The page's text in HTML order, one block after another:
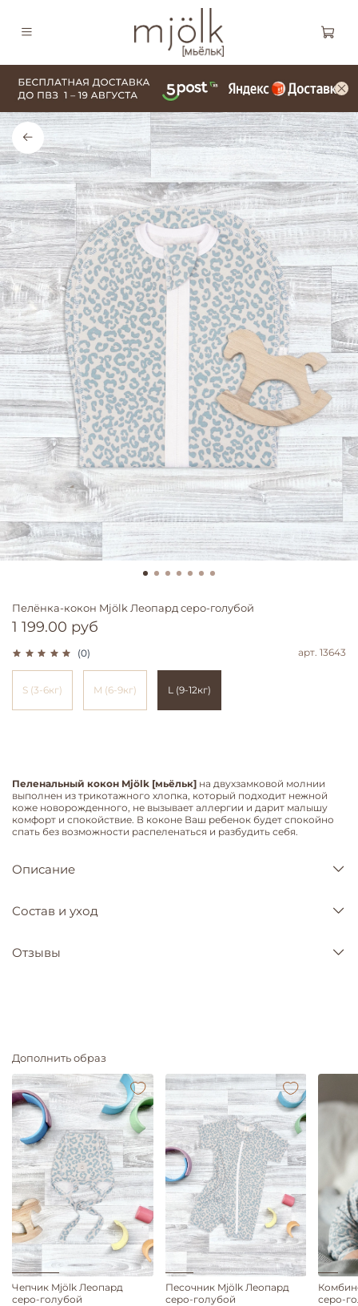
(0) арт. 13643
Пелёнка-кокон Mjölk Леопард серо-голубой
1 199.00 руб
S (3-6кг) M (6-9кг) L (9-12кг)
Пеленальный кокон Mjölk [мьёльк] на двухзамковой молнии
выполнен из трикотажного хлопка, который подходит нежной
коже новорожденного, не вызывает аллергии и дарит малышу
комфорт и спокойствие. В коконе Ваш ребенок будет спокойно
спать без возможности распеленаться и разбудить себя.
Описание
Состав и уход
Отзывы
Дополнить образ
Чепчик Mjölk Леопард
серо-голубой
Песочник Mjölk Леопард
серо-голубой
серо-